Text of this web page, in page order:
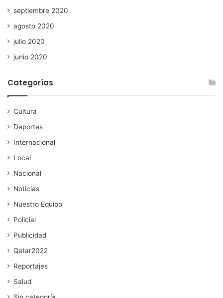
septiembre 2020
agosto 2020
julio 2020
junio 2020
Categorías
Cultura
Deportes
Internacional
Local
Nacional
Noticias
Nuestro Equipo
Policial
Publicidad
Qatar2022
Reportajes
Salud